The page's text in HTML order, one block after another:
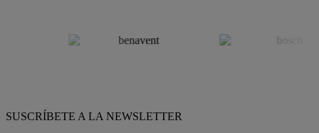
SUSCRÍBETE A LA NEWSLETTER